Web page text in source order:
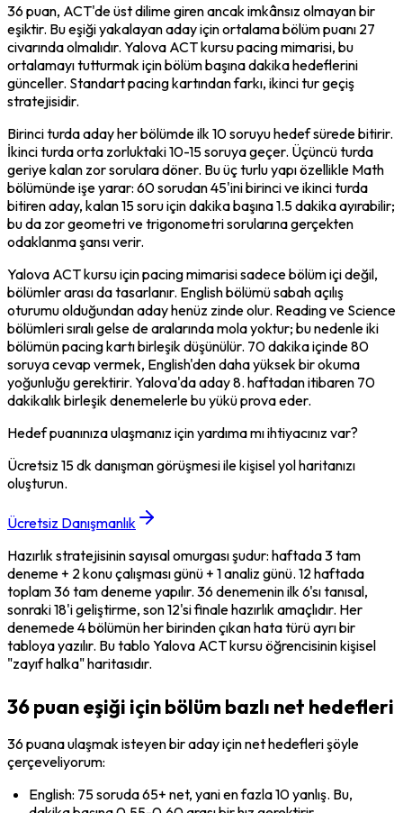
36 puan, ACT'de üst dilime giren ancak imkânsız olmayan bir
eşiktir. Bu eşiği yakalayan aday için ortalama bölüm puanı 27
civarında olmalıdır. Yalova ACT kursu pacing mimarisi, bu
ortalamayı tutturmak için bölüm başına dakika hedeflerini
günceller. Standart pacing kartından farkı, ikinci tur geçiş
stratejisidir.
Birinci turda aday her bölümde ilk 10 soruyu hedef sürede bitirir.
İkinci turda orta zorluktaki 10-15 soruya geçer. Üçüncü turda
geriye kalan zor sorulara döner. Bu üç turlu yapı özellikle Math
bölümünde işe yarar: 60 sorudan 45'ini birinci ve ikinci turda
bitiren aday, kalan 15 soru için dakika başına 1.5 dakika ayırabilir;
bu da zor geometri ve trigonometri sorularına gerçekten
odaklanma şansı verir.
Yalova ACT kursu için pacing mimarisi sadece bölüm içi değil,
bölümler arası da tasarlanır. English bölümü sabah açılış
oturumu olduğundan aday henüz zinde olur. Reading ve Science
bölümleri sıralı gelse de aralarında mola yoktur; bu nedenle iki
bölümün pacing kartı birleşik düşünülür. 70 dakika içinde 80
soruya cevap vermek, English'den daha yüksek bir okuma
yoğunluğu gerektirir. Yalova'da aday 8. haftadan itibaren 70
dakikalık birleşik denemelerle bu yükü prova eder.
Hedef puanınıza ulaşmanız için yardıma mı ihtiyacınız var?
Ücretsiz 15 dk danışman görüşmesi ile kişisel yol haritanızı
oluşturun.
Ücretsiz Danışmanlık
Hazırlık stratejisinin sayısal omurgası şudur: haftada 3 tam
deneme + 2 konu çalışması günü + 1 analiz günü. 12 haftada
toplam 36 tam deneme yapılır. 36 denemenin ilk 6'sı tanısal,
sonraki 18'i geliştirme, son 12'si finale hazırlık amaçlıdır. Her
denemede 4 bölümün her birinden çıkan hata türü ayrı bir
tabloya yazılır. Bu tablo Yalova ACT kursu öğrencisinin kişisel
"zayıf halka" haritasıdır.
36 puan eşiği için bölüm bazlı net hedefleri
36 puana ulaşmak isteyen bir aday için net hedefleri şöyle
çerçeveliyorum:
English: 75 soruda 65+ net, yani en fazla 10 yanlış. Bu,